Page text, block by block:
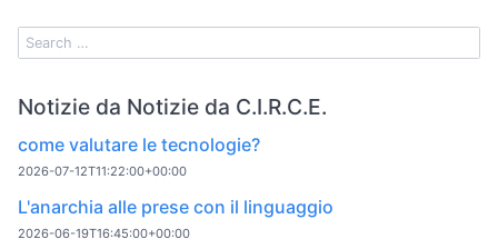
Notizie da Notizie da C.I.R.C.E.
come valutare le tecnologie?
2026-07-12T11:22:00+00:00
L'anarchia alle prese con il linguaggio
2026-06-19T16:45:00+00:00